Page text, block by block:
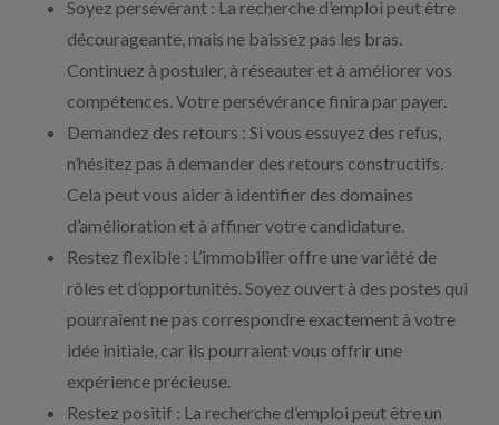
Soyez persévérant : La recherche d’emploi peut être
décourageante, mais ne baissez pas les bras.
Continuez à postuler, à réseauter et à améliorer vos
compétences. Votre persévérance finira par payer.
Demandez des retours : Si vous essuyez des refus,
n’hésitez pas à demander des retours constructifs.
Cela peut vous aider à identifier des domaines
d’amélioration et à affiner votre candidature.
Restez flexible : L’immobilier offre une variété de
rôles et d’opportunités. Soyez ouvert à des postes qui
pourraient ne pas correspondre exactement à votre
idée initiale, car ils pourraient vous offrir une
expérience précieuse.
Restez positif : La recherche d’emploi peut être un